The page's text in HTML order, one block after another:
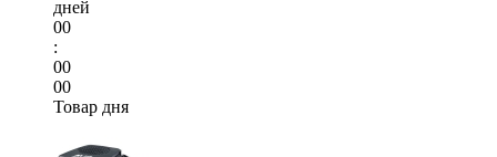
дней
00
:
00
00
Товар дня